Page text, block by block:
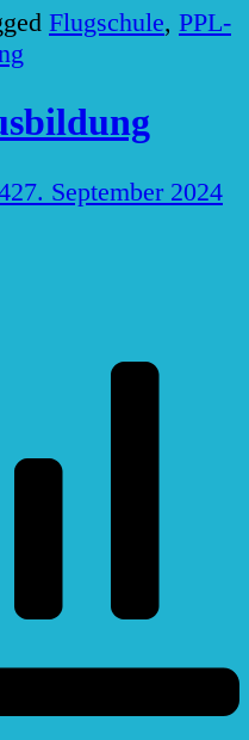
Flugschule, PPL-
27. September 2024